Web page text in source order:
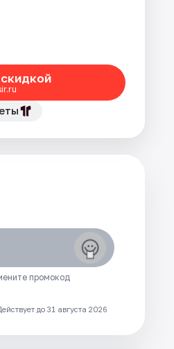
промокод
до 31 августа 2026